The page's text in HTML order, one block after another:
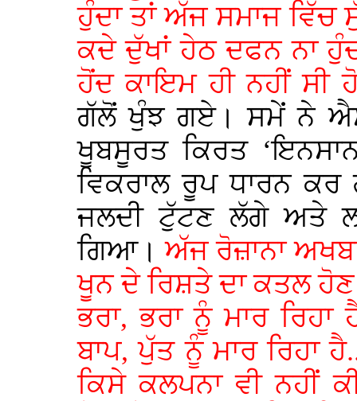
ਹੁੰਦਾ ਤਾਂ ਅੱਜ ਸਮਾਜ
ਕਦੇ ਦੁੱਖਾਂ ਹੇਠ ਦਫਨ ਨਾ
ਹੋਂਦ ਕਾਇਮ ਹੀ ਨਹੀਂ ਸੀ
ਗੱਲੋਂ ਖੁੰਝ ਗਏ। ਸਮੇਂ ਨੇ
ਖੂਬਸੂਰਤ ਕਿਰਤ
ਵਿਕਰਾਲ ਰੂਪ ਧਾਰਨ ਕਰ
ਜਲਦੀ ਟੁੱਟਣ ਲੱਗੇ ਅਤੇ
ਗਿਆ।ਅੱਜ ਰੋਜ਼ਾਨਾ
ਖੂਨ ਦੇ ਰਿਸ਼ਤੇ ਦਾ ਕਤਲ
ਭਰਾ, ਭਰਾ ਨੂੰ ਮਾਰ ਰਿਹਾ
ਬਾਪ, ਪੁੱਤ ਨੂੰ ਮਾਰ ਰਿਹਾ
ਕਿਸੇ ਕਲਪਨਾ ਵੀ ਨਹੀਂ